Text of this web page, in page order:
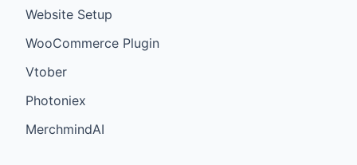
Website Setup
WooCommerce Plugin
Vtober
Photoniex
MerchmindAI